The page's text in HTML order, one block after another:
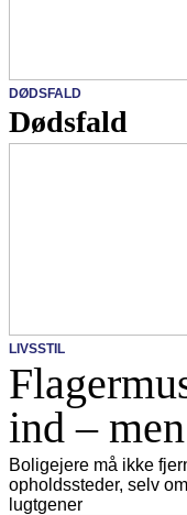
DØDSFALD
Dødsfald
LIVSSTIL
ind –
Boligejere må ikke
opholdssteder, selv
lugtgener